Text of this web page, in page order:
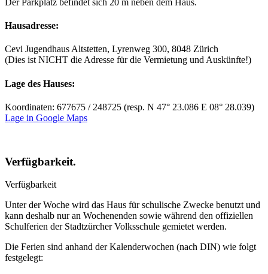
Hausadresse:
Cevi Jugendhaus Altstetten, Lyrenweg 300, 8048 Zürich
(Dies ist NICHT die Adresse für die Vermietung und Auskünfte!)
Lage des Hauses:
Koordinaten: 677675 / 248725 (resp. N 47° 23.086 E 08° 28.039)
Lage in Google Maps
Verfügbarkeit.
Verfügbarkeit
Unter der Woche wird das Haus für schulische Zwecke benutzt und
kann deshalb nur an Wochenenden sowie während den offiziellen
Schulferien der Stadtzürcher Volksschule gemietet werden.
Die Ferien sind anhand der Kalenderwochen (nach DIN) wie folgt
festgelegt: